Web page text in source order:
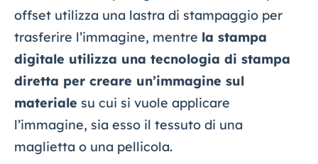
offset utilizza una lastra di stampaggio per
trasferire l’immagine, mentre la stampa
digitale utilizza una tecnologia di stampa
diretta per creare un’immagine sul
materiale su cui si vuole applicare
l’immagine, sia esso il tessuto di una
maglietta o una pellicola.